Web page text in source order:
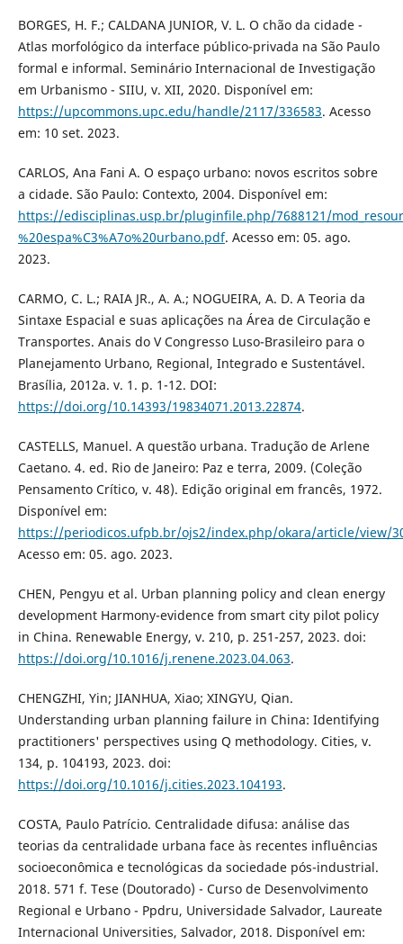
BORGES, H. F.; CALDANA JUNIOR, V. L. O chão da cidade -
Atlas morfológico da interface público-privada na São Paulo
formal e informal. Seminário Internacional de Investigação
em Urbanismo - SIIU, v. XII, 2020. Disponível em:
https://upcommons.upc.edu/handle/2117/336583. Acesso
em: 10 set. 2023.
CARLOS, Ana Fani A. O espaço urbano: novos escritos sobre
a cidade. São Paulo: Contexto, 2004. Disponível em:
https://edisciplinas.usp.br/pluginfile.php/7688121/
%20espa%C3%A7o%20urbano.pdf. Acesso em: 05. ago.
2023.
CARMO, C. L.; RAIA JR., A. A.; NOGUEIRA, A. D. A Teoria da
Sintaxe Espacial e suas aplicações na Área de Circulação e
Transportes. Anais do V Congresso Luso-Brasileiro para o
Planejamento Urbano, Regional, Integrado e Sustentável.
Brasília, 2012a. v. 1. p. 1-12. DOI:
https://doi.org/10.14393/19834071.2013.22874.
CASTELLS, Manuel. A questão urbana. Tradução de Arlene
Caetano. 4. ed. Rio de Janeiro: Paz e terra, 2009. (Coleção
Pensamento Crítico, v. 48). Edição original em francês, 1972.
Disponível em:
https://periodicos.ufpb.br/ojs2/index.php/okara/article/view/
Acesso em: 05. ago. 2023.
CHEN, Pengyu et al. Urban planning policy and clean energy
development Harmony-evidence from smart city pilot policy
in China. Renewable Energy, v. 210, p. 251-257, 2023. doi:
https://doi.org/10.1016/j.renene.2023.04.063.
CHENGZHI, Yin; JIANHUA, Xiao; XINGYU, Qian.
Understanding urban planning failure in China: Identifying
practitioners' perspectives using Q methodology. Cities, v.
134, p. 104193, 2023. doi:
https://doi.org/10.1016/j.cities.2023.104193.
COSTA, Paulo Patrício. Centralidade difusa: análise das
teorias da centralidade urbana face às recentes influências
socioeconômica e tecnológicas da sociedade pós-industrial.
2018. 571 f. Tese (Doutorado) - Curso de Desenvolvimento
Regional e Urbano - Ppdru, Universidade Salvador, Laureate
Internacional Universities, Salvador, 2018. Disponível em: